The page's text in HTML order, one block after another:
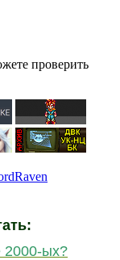
проверить
2000-ых?